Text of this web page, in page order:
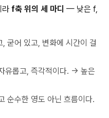
라 f축 위의 세 마디 — 낮은 f,
굳어 있고, 변화에 시간이 걸
유롭고, 즉각적이다. → 높은
순수한 영도 아닌 흐름이다.